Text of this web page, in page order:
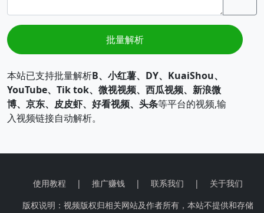
批量解析
本站已支持批量解析B、小红薯、DY、KuaiShou、
YouTube、Tik tok、微视视频、西瓜视频、新浪微
博、京东、皮皮虾、好看视频、头条等平台的视频,输
入视频链接自动解析。
使用教程 | 推广赚钱 | 联系我们 | 关于我们
版权说明：视频版权归相关网站及作者所有，本站不提供和存储